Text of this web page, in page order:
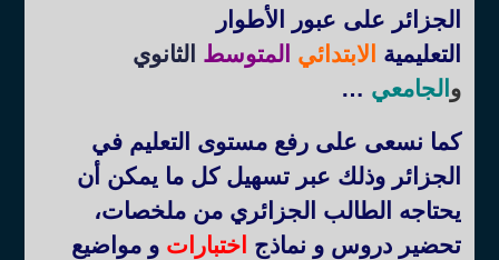
الجزائر على عبور الأطوار
التعليمية
الابتدائي المتوسط الثانوي
و الجامعي …
كما نسعى على رفع مستوى التعليم في
الجزائر وذلك عبر تسهيل كل ما يمكن أن
يحتاجه الطالب الجزائري من ملخصات،
تحضير دروس و نماذج اختباراتو مواضيع